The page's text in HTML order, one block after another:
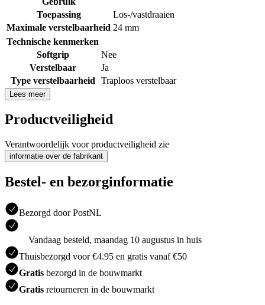
Toepassing
Los-/vastdraaien
Maximale verstelbaarheid 24 mm
Technische kenmerken
Softgrip
Nee
Verstelbaar
Ja
Type verstelbaarheid
Traploos verstelbaar
Lees meer
Productveiligheid
Verantwoordelijk voor productveiligheid zie
informatie over de fabrikant
Bestel- en bezorginformatie
Bezorgd door PostNL
Vandaag besteld, maandag 10 augustus in huis
Thuisbezorgd voor €4.95 en gratis vanaf €50
Gratis bezorgd in de bouwmarkt
Gratis retourneren in de bouwmarkt